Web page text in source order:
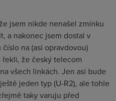
jsem nikde nenašel zmínku
a nakonec jsem dostal v
na (asi opravdovou)
že český telecom
všech linkách. Jen asi bude
jeden typ (U-R2), ale tohle
taky varuju před